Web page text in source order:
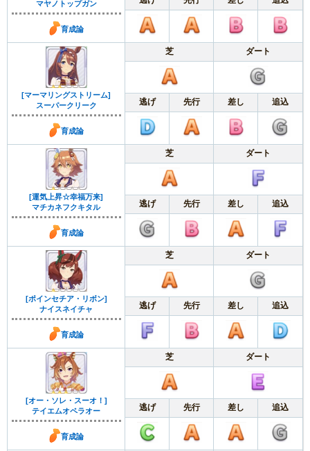
マヤノトップガン
育成論
[マーマリングストリーム]
スーパークリーク
育成論
芝 ダート
逃げ 先行 差し 追込
[運気上昇☆幸福万来]
マチカネフクキタル
育成論
芝 ダート
逃げ 先行 差し 追込
[ポインセチア・リボン]
ナイスネイチャ
育成論
芝 ダート
逃げ 先行 差し 追込
[オー・ソレ・スーオ！]
テイエムオペラオー
育成論
芝 ダート
逃げ 先行 差し 追込